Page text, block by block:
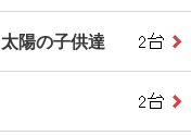
陽の子供達